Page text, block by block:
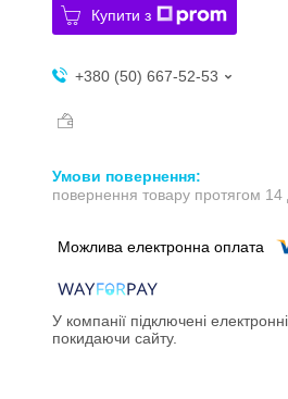
Купити з
+380 (50) 667-52-53
повернення товару протягом 14
У компанії підключені
покидаючи сайту.